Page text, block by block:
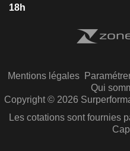
18h
Mentions légales
Qui
Copyright © 2026
Les cotations sont fournies